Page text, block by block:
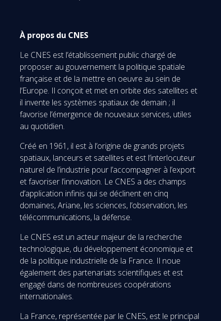
À propos du CNES
Le CNES est l’établissement public chargé de
proposer au gouvernement la politique spatiale
française et de la mettre en oeuvre au sein de
l’Europe. Il conçoit et met en orbite des satellites et
il invente les systèmes spatiaux de demain ; il
favorise l’émergence de nouveaux services, utiles
au quotidien.
Créé en 1961, il est à l’origine de grands projets
spatiaux, lanceurs et satellites et est l’interlocuteur
naturel de l’industrie pour l’accompagner à l’export
et favoriser l’innovation. Le CNES a des champs
d’application infinis qui se déclinent en cinq
domaines, Ariane, les sciences, l’observation, les
télécommunications, la défense.
Le CNES est un acteur majeur de la recherche
technologique, du développement économique et
de la politique industrielle de la France. Il noue
également des partenariats scientifiques et est
engagé dans de nombreuses coopérations
internationales.
La France, représentée par le CNES, est le principal